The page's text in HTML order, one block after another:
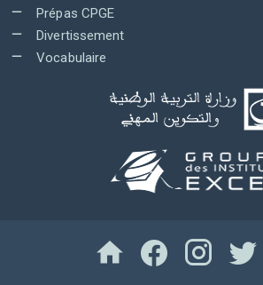
Prépas CPGE
Divertissement
Vocabulaire